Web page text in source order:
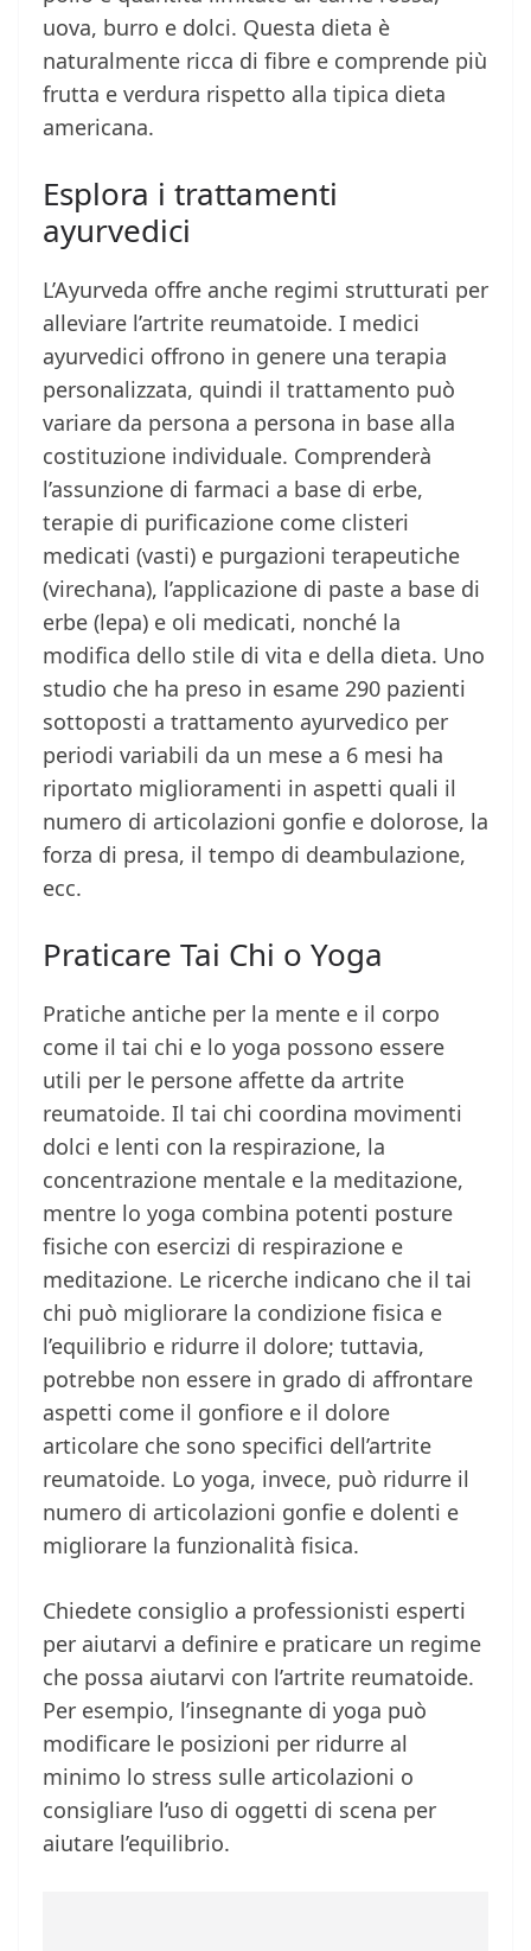
uova, burro e dolci. Questa dieta è
naturalmente ricca di fibre e comprende più
frutta e verdura rispetto alla tipica dieta
americana.
Esplora i trattamenti
ayurvedici
L’Ayurveda offre anche regimi strutturati per
alleviare l’artrite reumatoide. I medici
ayurvedici offrono in genere una terapia
personalizzata, quindi il trattamento può
variare da persona a persona in base alla
costituzione individuale. Comprenderà
l’assunzione di farmaci a base di erbe,
terapie di purificazione come clisteri
medicati (vasti) e purgazioni terapeutiche
(virechana), l’applicazione di paste a base di
erbe (lepa) e oli medicati, nonché la
modifica dello stile di vita e della dieta. Uno
studio che ha preso in esame 290 pazienti
sottoposti a trattamento ayurvedico per
periodi variabili da un mese a 6 mesi ha
riportato miglioramenti in aspetti quali il
numero di articolazioni gonfie e dolorose, la
forza di presa, il tempo di deambulazione,
ecc.
Praticare Tai Chi o Yoga
Pratiche antiche per la mente e il corpo
come il tai chi e lo yoga possono essere
utili per le persone affette da artrite
reumatoide. Il tai chi coordina movimenti
dolci e lenti con la respirazione, la
concentrazione mentale e la meditazione,
mentre lo yoga combina potenti posture
fisiche con esercizi di respirazione e
meditazione. Le ricerche indicano che il tai
chi può migliorare la condizione fisica e
l’equilibrio e ridurre il dolore; tuttavia,
potrebbe non essere in grado di affrontare
aspetti come il gonfiore e il dolore
articolare che sono specifici dell’artrite
reumatoide. Lo yoga, invece, può ridurre il
numero di articolazioni gonfie e dolenti e
migliorare la funzionalità fisica.
Chiedete consiglio a professionisti esperti
per aiutarvi a definire e praticare un regime
che possa aiutarvi con l’artrite reumatoide.
Per esempio, l’insegnante di yoga può
modificare le posizioni per ridurre al
minimo lo stress sulle articolazioni o
consigliare l’uso di oggetti di scena per
aiutare l’equilibrio.